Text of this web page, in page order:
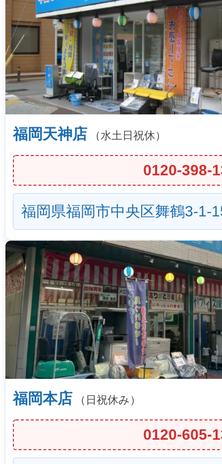
福岡天神店 （水土日祝休）
0120-398-
福岡県福岡市中央区舞鶴3-1-
福岡本店 （日祝休み）
0120-605-